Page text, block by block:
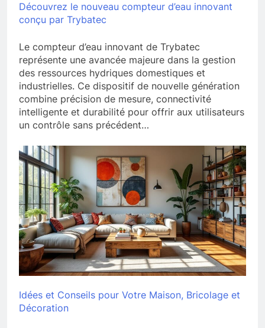
Découvrez le nouveau compteur d’eau innovant
conçu par Trybatec
Le compteur d’eau innovant de Trybatec
représente une avancée majeure dans la gestion
des ressources hydriques domestiques et
industrielles. Ce dispositif de nouvelle génération
combine précision de mesure, connectivité
intelligente et durabilité pour offrir aux utilisateurs
un contrôle sans précédent…
Idées et Conseils pour Votre Maison, Bricolage et
Décoration